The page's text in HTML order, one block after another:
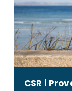
CSR i